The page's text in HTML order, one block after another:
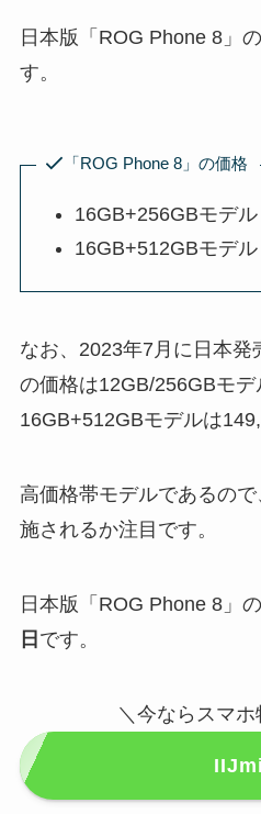
日本版「ROG Phone 8」
す。
「ROG Phone 8」の価格
16GB+256GBモデ
16GB+512GBモデ
なお、2023年7月に日本発
の価格は12GB/256GBモデ
16GB+512GBモデルは
高価格帯モデルであるの
施されるか注目です。
日本版「ROG Phone 8」の
日 です。
＼今ならスマホ